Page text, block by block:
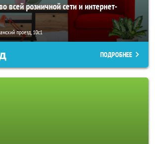
всей розничной сети и интернет-
проезд, 10с1
ПОДРОБНЕЕ